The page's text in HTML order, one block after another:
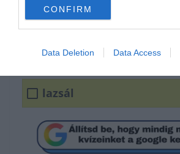
CONFIRM
Data Deletion Data Access
dolgozik
eszik
lazsál